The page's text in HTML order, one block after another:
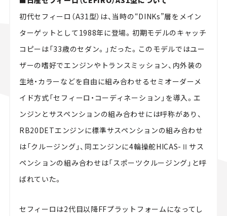
初代セフィーロ（A31型）は、当時の“DINKs”層をメイン
ターゲットとして1988年に登場。初期モデルのキャッチ
コピーは「33歳のセダン。」だった。このモデルではユー
ザーの嗜好でエンジンやトランスミッション、内外装の
生地・カラーなどを自由に組み合わせるセミオーダーメ
イド方式「セフィーロ・コーディネーション」を導入。エ
ンジンとサスペンションの組み合わせには呼称があり、
RB20DETエンジンに標準サスペンションの組み合わせ
は「クルージング」、同エンジンに4輪操舵HICAS-Ⅱサス
ペンションの組み合わせは「スポーツクルージング」と呼
ばれていた。
セフィーロは2代目以降FFプラットフォームになってし